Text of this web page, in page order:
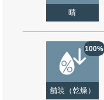
晴
100%
舗装（乾燥）